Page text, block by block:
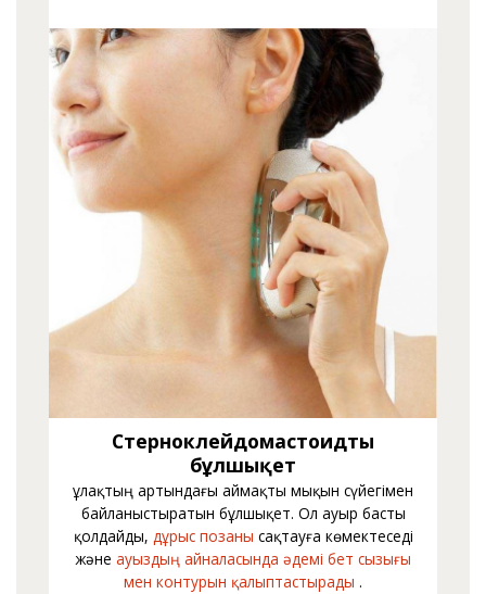
Стерноклейдомастоидты
бұлшықет
Құлақтың артындағы аймақты мықын сүйегімен
байланыстыратын бұлшықет. Ол ауыр басты
қолдайды, дұрыс позаны сақтауға көмектеседі
және ауыздың айналасында әдемі бет сызығы
мен контурын қалыптастырады .